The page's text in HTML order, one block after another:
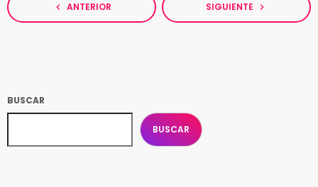
navigate_before ANTERIOR SIGUIENTE navigate_next
BUSCAR
BUSCAR